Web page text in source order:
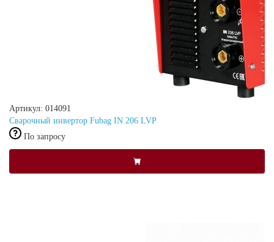
Артикул: 014091
Сварочный инвертор Fubag IN 206 LVP
По запросу